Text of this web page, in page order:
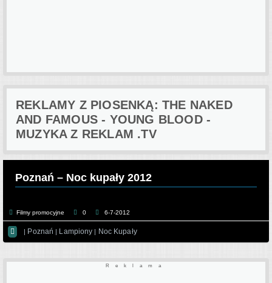
REKLAMY Z PIOSENKĄ: THE NAKED
AND FAMOUS - YOUNG BLOOD -
MUZYKA Z REKLAM .TV
Poznań – Noc kupały 2012
Filmy promocyjne 0 6-7-2012
 | Poznań | Lampiony | Noc Kupały
Reklama